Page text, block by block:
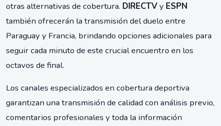
otras alternativas de cobertura. DIRECTVy ESPN
también ofrecerán la transmisión del duelo entre
Paraguay y Francia, brindando opciones adicionales para
seguir cada minuto de este crucial encuentro en los
octavos de final.
Los canales especializados en cobertura deportiva
garantizan una transmisión de calidad con análisis previo,
comentarios profesionales y toda la información